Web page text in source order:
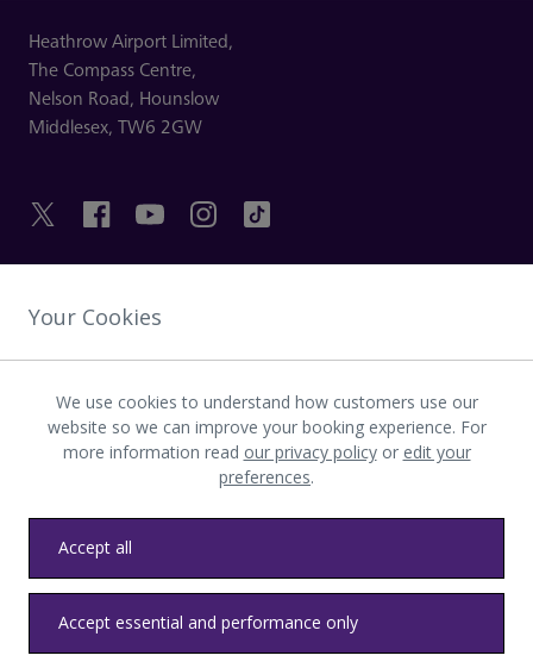
Heathrow Airport Limited,
The Compass Centre,
Nelson Road, Hounslow
Middlesex, TW6 2GW
LIENS UTILES
Télécharger l’application LHR
Confidentialité Conditions générales Accessibilité
Your Cookies
We use cookies to understand how customers use our
website so we can improve your booking experience. For
more information read our privacy policyor edit your
preferences.
Accept all
Accept essential and performance only